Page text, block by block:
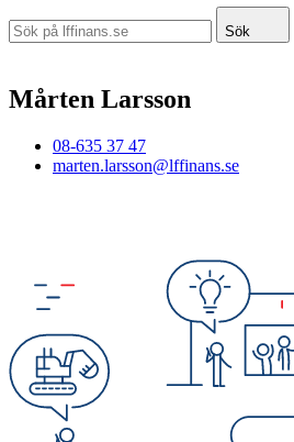
Sök
Mårten Larsson
08-635 37 47
marten.larsson@lffinans.se